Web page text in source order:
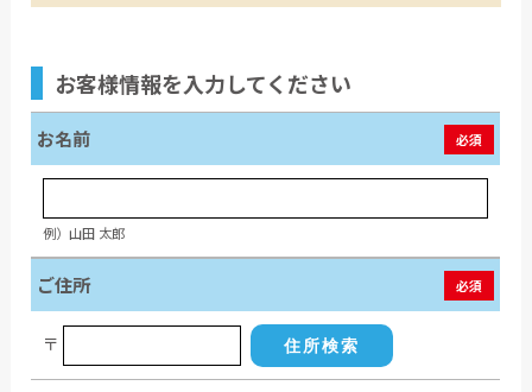
お客様情報を入力してください
お名前 必須
例）山田 太郎
ご住所 必須
〒 住所検索